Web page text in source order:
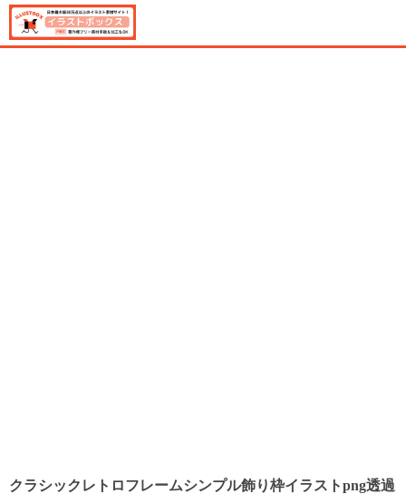
クラシックレトロフレームシンプル飾り枠イラストpng透過